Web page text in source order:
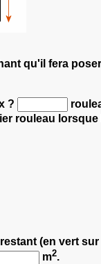
qu'il fera
?
rouleau
(en vert
m2.